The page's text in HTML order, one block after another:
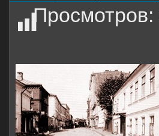
Просмотров: